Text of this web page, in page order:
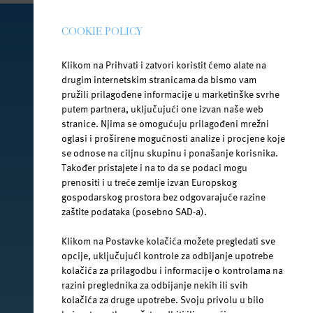
facebook.com/jana.water/
@janawater
youtube.com/jana-water
COOKIE POLICY
Klikom na Prihvati i zatvori koristit ćemo alate na
drugim internetskim stranicama da bismo vam
pružili prilagođene informacije u marketinške svrhe
putem partnera, uključujući one izvan naše web
stranice. Njima se omogućuju prilagođeni mrežni
oglasi i proširene mogućnosti analize i procjene koje
se odnose na ciljnu skupinu i ponašanje korisnika.
Također pristajete i na to da se podaci mogu
prenositi i u treće zemlje izvan Europskog
gospodarskog prostora bez odgovarajuće razine
zaštite podataka (posebno SAD-a).
Klikom na Postavke kolačića možete pregledati sve
opcije, uključujući kontrole za odbijanje upotrebe
kolačića za prilagodbu i informacije o kontrolama na
razini preglednika za odbijanje nekih ili svih
kolačića za druge upotrebe. Svoju privolu u bilo